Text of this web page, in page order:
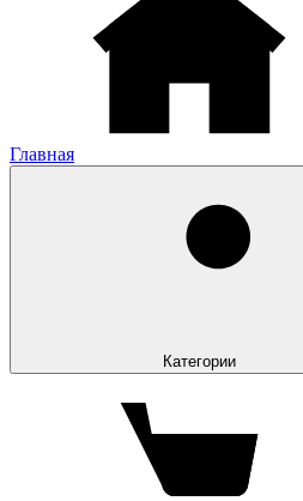
Главная
Категории